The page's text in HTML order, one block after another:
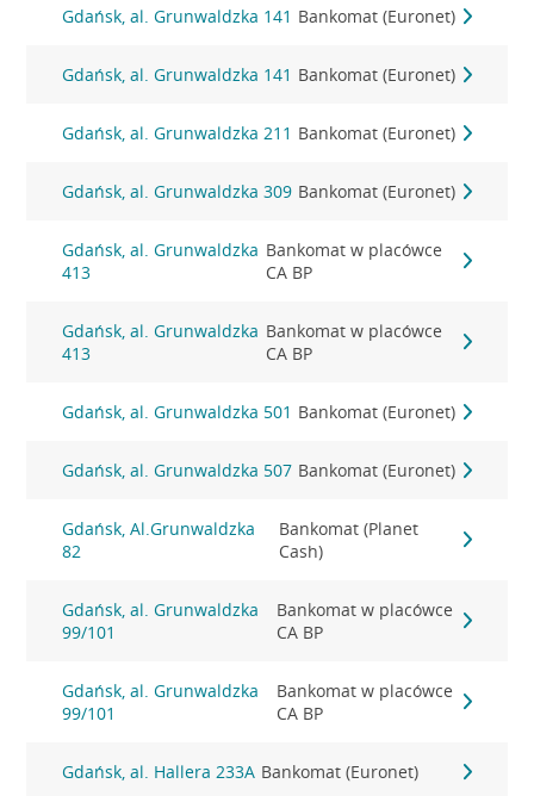
Gdańsk, al. Grunwaldzka 141 Bankomat (Euronet)
Gdańsk, al. Grunwaldzka 141 Bankomat (Euronet)
Gdańsk, al. Grunwaldzka 211 Bankomat (Euronet)
Gdańsk, al. Grunwaldzka 309 Bankomat (Euronet)
Gdańsk, al. Grunwaldzka
413
Bankomat w placówce
CA BP
Gdańsk, al. Grunwaldzka
413
Bankomat w placówce
CA BP
Gdańsk, al. Grunwaldzka 501 Bankomat (Euronet)
Gdańsk, al. Grunwaldzka 507 Bankomat (Euronet)
Gdańsk, Al.Grunwaldzka
82
Bankomat (Planet
Cash)
Gdańsk, al. Grunwaldzka
99/101
Bankomat w placówce
CA BP
Gdańsk, al. Grunwaldzka
99/101
Bankomat w placówce
CA BP
Gdańsk, al. Hallera 233A Bankomat (Euronet)